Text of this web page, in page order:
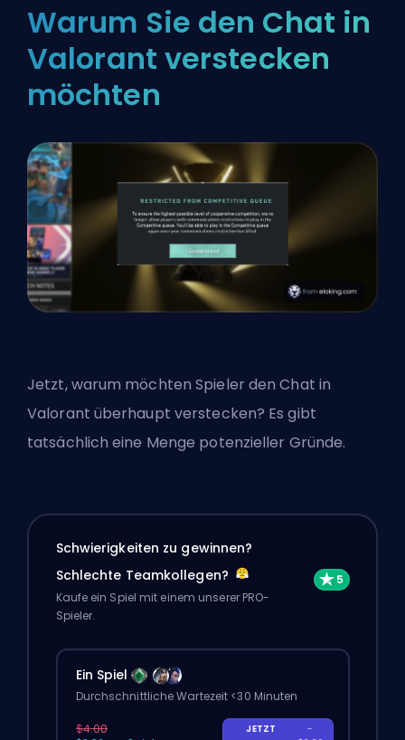
Warum Sie den Chat in
Valorant verstecken
möchten
Jetzt, warum möchten Spieler den Chat in
Valorant überhaupt verstecken? Es gibt
tatsächlich eine Menge potenzieller Gründe.
Schwierigkeiten zu gewinnen?
Schlechte Teamkollegen?
Kaufe ein Spiel mit einem unserer PRO-
Spieler.
Ein Spiel
Durchschnittliche Wartezeit <30 Minuten
$4.00
JETZT
-